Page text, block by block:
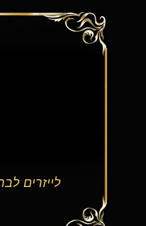
לייזרים לבר מצווה